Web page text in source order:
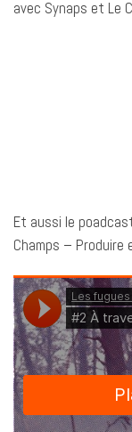
avec Synaps et Le
Et aussi le
Champs –